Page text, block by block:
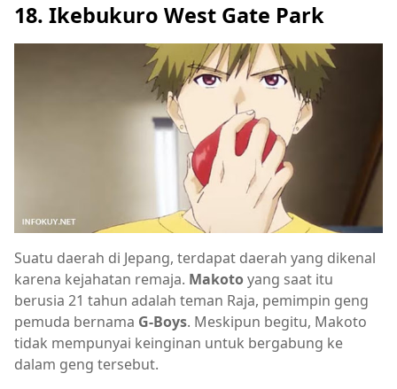
18. Ikebukuro West Gate Park
Suatu daerah di Jepang, terdapat daerah yang dikenal
karena kejahatan remaja. Makotoyang saat itu
berusia 21 tahun adalah teman Raja, pemimpin geng
pemuda bernama G-Boys. Meskipun begitu, Makoto
tidak mempunyai keinginan untuk bergabung ke
dalam geng tersebut.